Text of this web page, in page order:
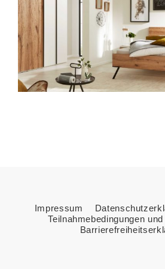
Impressum
Teilnahmebedingungen